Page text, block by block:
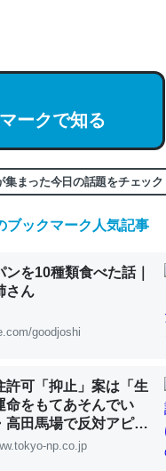
が少ないので貴重な良記事。
と限界についての考察（１） -
でいう「ずっと前の伏線」
というには多い分量。進化
なりそう
シウム少ないのか。知らん
ークで知る
集まった今日の話題をチェック
ブックマーク人気記事
ンを10種類食べた話｜
さん
goodjoshi
許可「抑止」案は「生
命をもてあそんでい
田馬場で反対アピー
デジタルnp.co.jp